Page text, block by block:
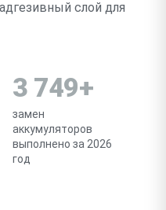
слой для
3 749+
замен
аккумуляторов
выполнено за 2026
год